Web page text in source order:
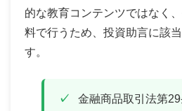
的な教育コンテンツではなく
料で行うため、投資助言に該
す。
金融商品取引法第